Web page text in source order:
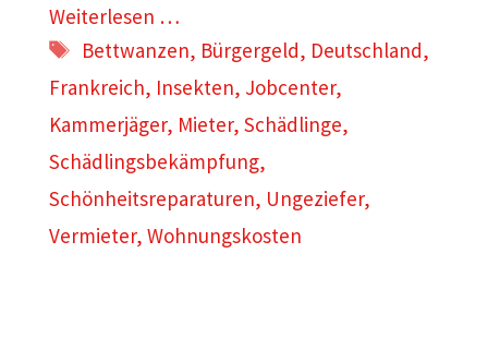
Weiterlesen …
Schlagwörter
Bettwanzen, Bürgergeld, Deutschland,
Frankreich, Insekten, Jobcenter,
Kammerjäger, Mieter, Schädlinge,
Schädlingsbekämpfung,
Schönheitsreparaturen, Ungeziefer,
Vermieter, Wohnungskosten